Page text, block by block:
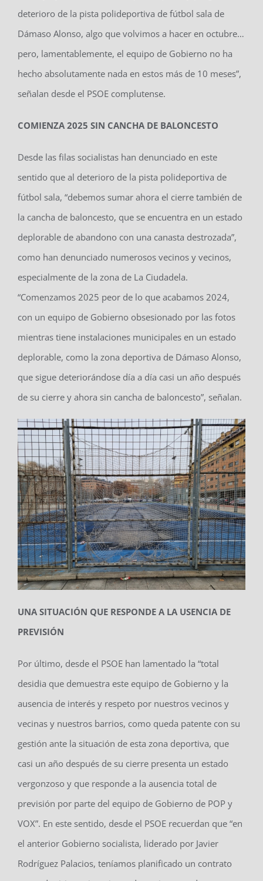
deterioro de la pista polideportiva de fútbol sala de
Dámaso Alonso, algo que volvimos a hacer en octubre…
pero, lamentablemente, el equipo de Gobierno no ha
hecho absolutamente nada en estos más de 10 meses”,
señalan desde el PSOE complutense.
COMIENZA 2025 SIN CANCHA DE BALONCESTO
Desde las filas socialistas han denunciado en este
sentido que al deterioro de la pista polideportiva de
fútbol sala, “debemos sumar ahora el cierre también de
la cancha de baloncesto, que se encuentra en un estado
deplorable de abandono con una canasta destrozada”,
como han denunciado numerosos vecinos y vecinos,
especialmente de la zona de La Ciudadela.
“Comenzamos 2025 peor de lo que acabamos 2024,
con un equipo de Gobierno obsesionado por las fotos
mientras tiene instalaciones municipales en un estado
deplorable, como la zona deportiva de Dámaso Alonso,
que sigue deteriorándose día a día casi un año después
de su cierre y ahora sin cancha de baloncesto”, señalan.
UNA SITUACIÓN QUE RESPONDE A LA USENCIA DE
PREVISIÓN
Por último, desde el PSOE han lamentado la “total
desidia que demuestra este equipo de Gobierno y la
ausencia de interés y respeto por nuestros vecinos y
vecinas y nuestros barrios, como queda patente con su
gestión ante la situación de esta zona deportiva, que
casi un año después de su cierre presenta un estado
vergonzoso y que responde a la ausencia total de
previsión por parte del equipo de Gobierno de POP y
VOX”. En este sentido, desde el PSOE recuerdan que “en
el anterior Gobierno socialista, liderado por Javier
Rodríguez Palacios, teníamos planificado un contrato